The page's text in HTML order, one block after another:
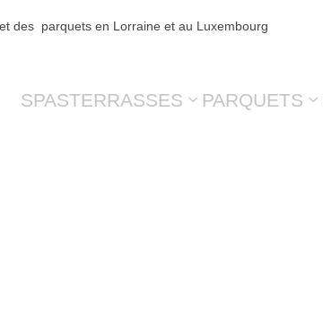
des parquets en Lorraine et au Luxembourg
SPASTERRASSES PARQUETS